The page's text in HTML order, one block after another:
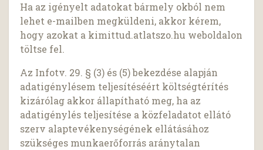
Ha az igényelt adatokat bármely okból nem
lehet e-mailben megküldeni, akkor kérem,
hogy azokat a kimittud.atlatszo.hu weboldalon
töltse fel.
Az Infotv. 29. § (3) és (5) bekezdése alapján
adatigénylésem teljesítéséért költségtérítés
kizárólag akkor állapítható meg, ha az
adatigénylés teljesítése a közfeladatot ellátó
szerv alaptevékenységének ellátásához
szükséges munkaerőforrás aránytalan